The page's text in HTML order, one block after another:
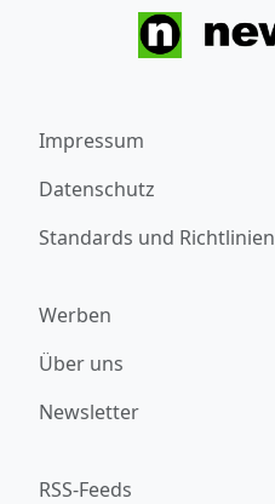
Impressum
Datenschutz
Standards und Richtlinien
Werben
Über uns
Newsletter
RSS-Feeds